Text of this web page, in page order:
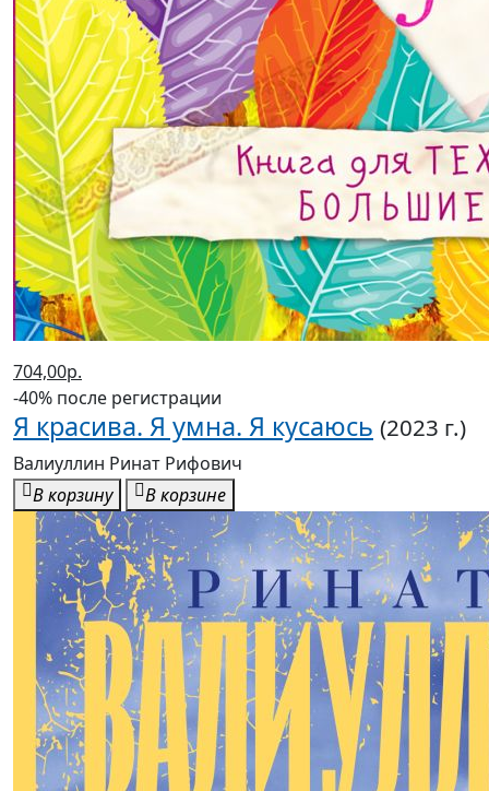
704,00р.
-40% после регистрации
Я красива. Я умна. Я кусаюсь
Валиуллин Ринат Рифович
В корзину
В корзине